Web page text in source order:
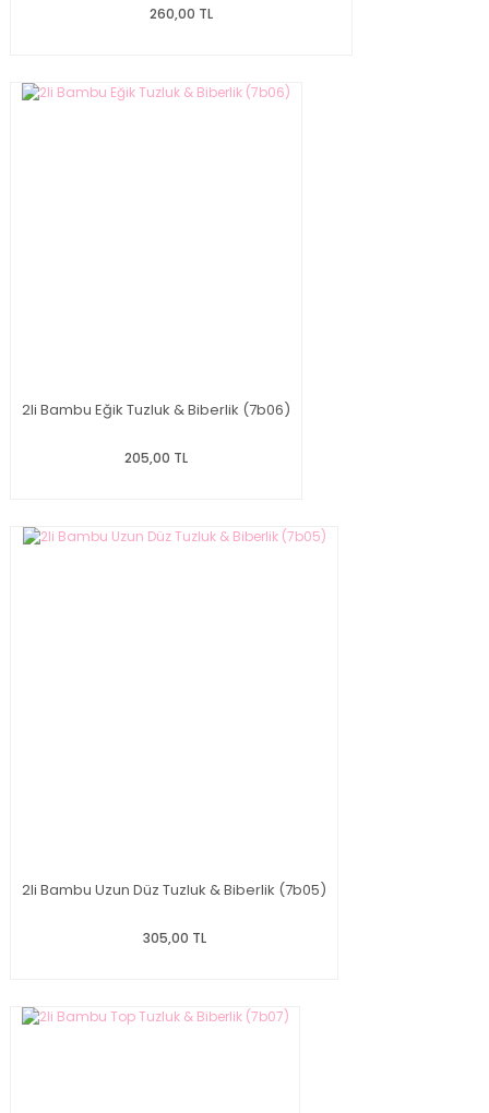
260,00 TL
2li Bambu Eğik Tuzluk & Biberlik (7b06)
205,00 TL
2li Bambu Uzun Düz Tuzluk & Biberlik (7b05)
305,00 TL